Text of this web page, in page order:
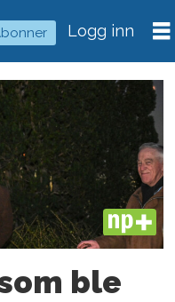
Logg inn
PLUS
ble